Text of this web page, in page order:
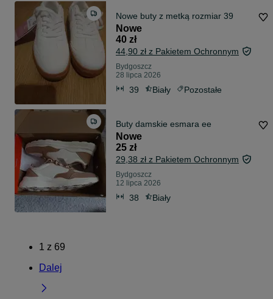
Nowe buty z metką rozmiar 39
Nowe
40 zł
44,90 zł z Pakietem Ochronnym
Bydgoszcz
28 lipca 2026
39 Biały Pozostałe
Buty damskie esmara ee
Nowe
25 zł
29,38 zł z Pakietem Ochronnym
Bydgoszcz
12 lipca 2026
38 Biały
1 z 69
Dalej